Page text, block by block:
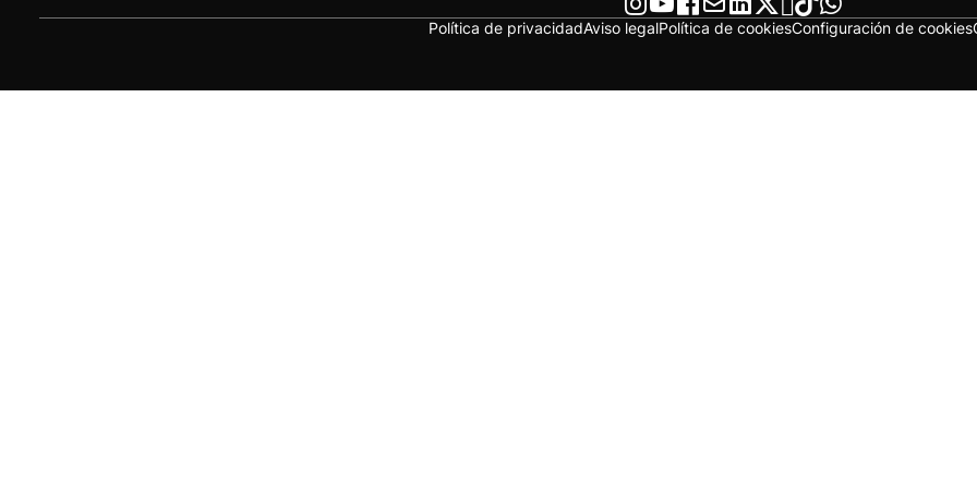
Política de privacidadAviso legalPolítica de cookiesConfiguración de cookies